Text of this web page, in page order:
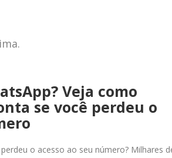
Veja como
se você perdeu o
o acesso ao seu número? Milhares